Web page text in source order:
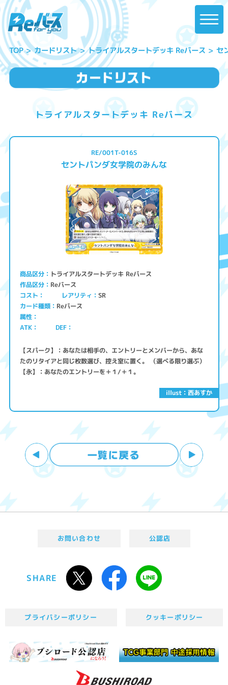
TOP カードリスト トライアルスタートデッキ Reバース セ
トライアルスタートデッキ Reバース
illust：西あすか
RE/001T-016S
セントパンダ女学院のみんな
商品区分 トライアルスタートデッキ Reバース
作品区分 Reバース
コスト レアリティ SR
カード種類 Reバース
属性
ATK
DEF
【スパーク】：あなたは相手の、エントリーとメンバーから、あな
たのリタイアと同じ枚数選び、控え室に置く。 （選べる限り選ぶ）
【永】：あなたのエントリーを＋１/＋１。
お問い合わせ 公認店
SHARE
プライバシーポリシー クッキーポリシー